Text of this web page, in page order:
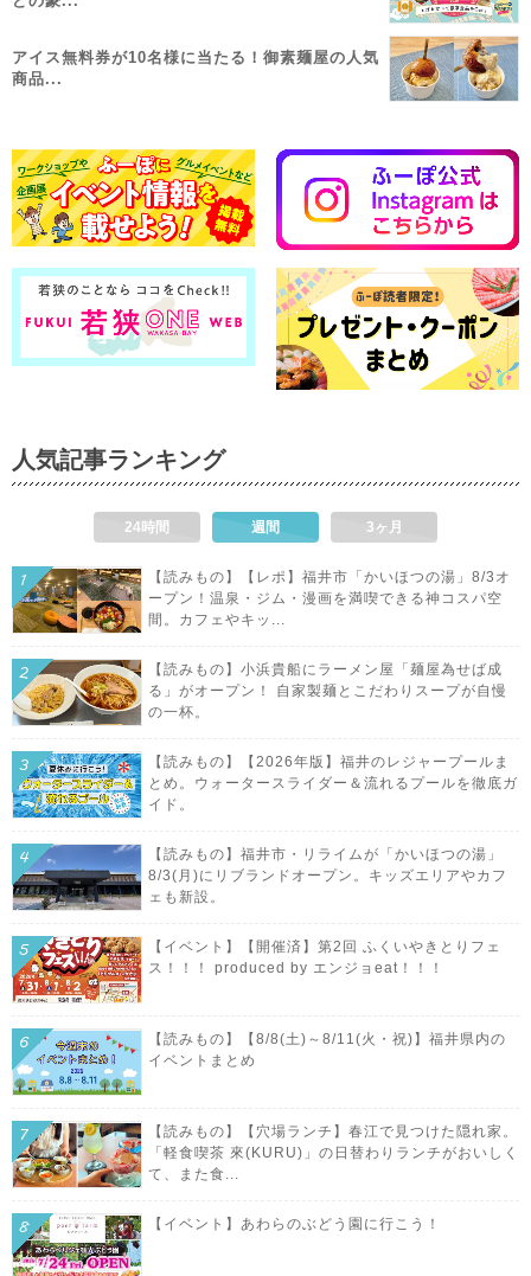
アイス無料券が10名様に当たる！御素麺屋の人気
商品...
人気記事ランキング
24時間 週間 3ヶ月
【読みもの】【レポ】福井市「かいほつの湯」8/3オ
ープン！温泉・ジム・漫画を満喫できる神コスパ空
間。カフェやキッ...
【読みもの】小浜貴船にラーメン屋「麺屋為せば成
る」がオープン！ 自家製麺とこだわりスープが自慢
の一杯。
【読みもの】【2026年版】福井のレジャープールま
とめ。ウォータースライダー＆流れるプールを徹底ガ
イド。
【読みもの】福井市・リライムが「かいほつの湯」
8/3(月)にリブランドオープン。キッズエリアやカフ
ェも新設。
【イベント】【開催済】第2回 ふくいやきとりフェ
ス！！！ produced by エンジョeat！！！
【読みもの】【8/8(土)～8/11(火・祝)】福井県内の
イベントまとめ
【読みもの】【穴場ランチ】春江で見つけた隠れ家。
「軽食喫茶 來(KURU)」の日替わりランチがおいしく
て、また食...
【イベント】あわらのぶどう園に行こう！